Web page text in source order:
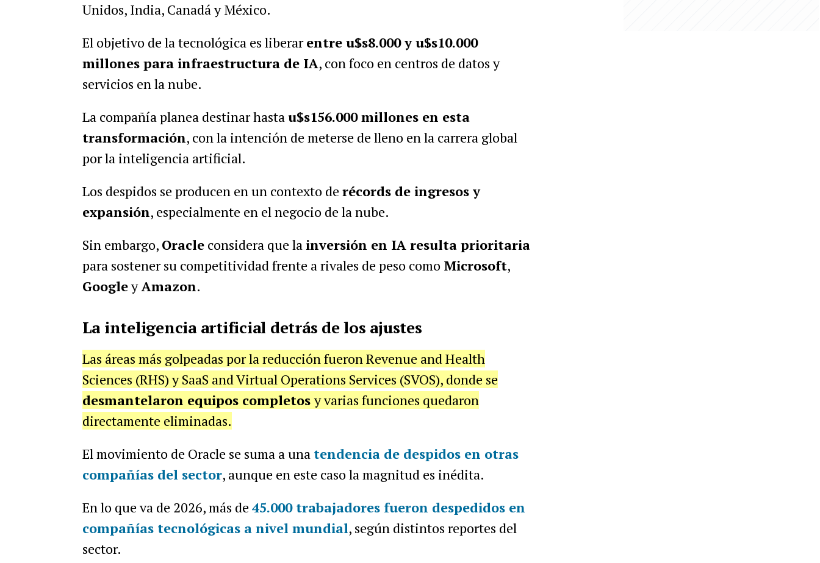
Unidos, India, Canadá y México.
El objetivo de la tecnológica es liberarentre u$s8.000 y u$s10.000
millones para infraestructura de IA, con foco en centros de datos y
servicios en la nube.
La compañía planea destinar hastau$s156.000 millones en esta
transformación, con la intención de meterse de lleno en la carrera global
por la inteligencia artificial.
Los despidos se producen en un contexto de récords de ingresos y
expansión, especialmente en el negocio de la nube.
Sin embargo, Oracleconsidera que la inversión en IA resulta prioritaria
para sostener su competitividad frente a rivales de peso como Microsoft,
GoogleyAmazon.
La inteligencia artificial detrás de los ajustes
Las áreas más golpeadas por la reducción fueron Revenue and Health
Sciences (RHS) y SaaS and Virtual Operations Services (SVOS), donde se
desmantelaron equipos completosy varias funciones quedaron
directamente eliminadas.
El movimiento de Oracle se suma a una tendencia de despidos en otras
compañías del sector, aunque en este caso la magnitud es inédita.
En lo que va de 2026, más de 45.000 trabajadores fueron despedidos en
compañías tecnológicas a nivel mundial, según distintos reportes del
sector.